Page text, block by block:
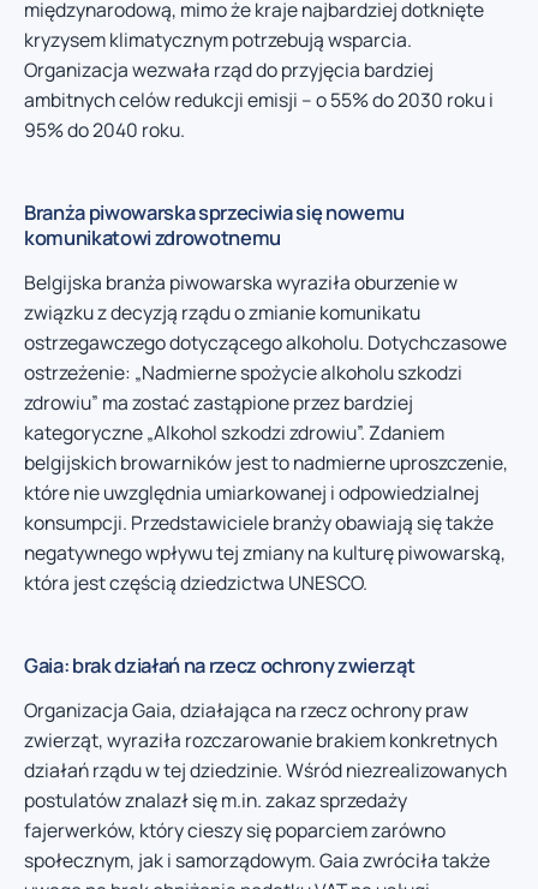
międzynarodową, mimo że kraje najbardziej dotknięte
kryzysem klimatycznym potrzebują wsparcia.
Organizacja wezwała rząd do przyjęcia bardziej
ambitnych celów redukcji emisji – o 55% do 2030 roku i
95% do 2040 roku.
Branża piwowarska sprzeciwia się nowemu
komunikatowi zdrowotnemu
Belgijska branża piwowarska wyraziła oburzenie w
związku z decyzją rządu o zmianie komunikatu
ostrzegawczego dotyczącego alkoholu. Dotychczasowe
ostrzeżenie: „Nadmierne spożycie alkoholu szkodzi
zdrowiu” ma zostać zastąpione przez bardziej
kategoryczne „Alkohol szkodzi zdrowiu”. Zdaniem
belgijskich browarników jest to nadmierne uproszczenie,
które nie uwzględnia umiarkowanej i odpowiedzialnej
konsumpcji. Przedstawiciele branży obawiają się także
negatywnego wpływu tej zmiany na kulturę piwowarską,
która jest częścią dziedzictwa UNESCO.
Gaia: brak działań na rzecz ochrony zwierząt
Organizacja Gaia, działająca na rzecz ochrony praw
zwierząt, wyraziła rozczarowanie brakiem konkretnych
działań rządu w tej dziedzinie. Wśród niezrealizowanych
postulatów znalazł się m.in. zakaz sprzedaży
fajerwerków, który cieszy się poparciem zarówno
społecznym, jak i samorządowym. Gaia zwróciła także